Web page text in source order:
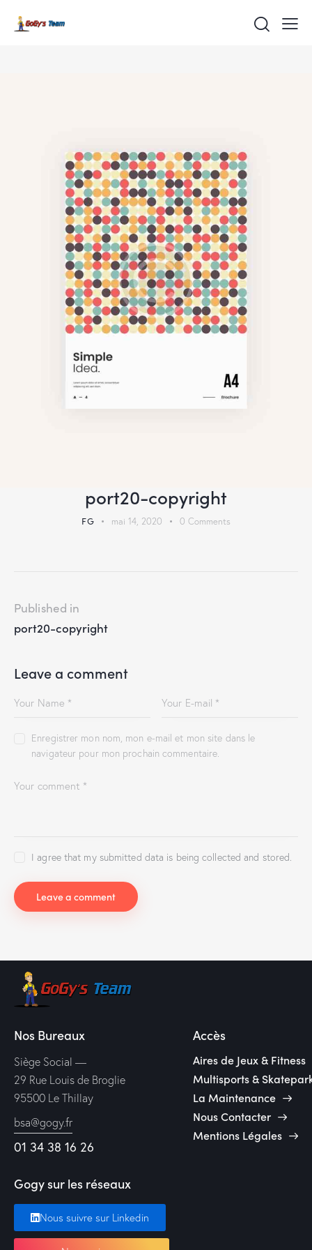
port20-copyright
FG mai 14, 2020 0 Comments
Published in
port20-copyright
Leave a comment
Enregistrer mon nom, mon e-mail et mon site dans le
navigateur pour mon prochain commentaire.
I agree that my submitted data is being collected and stored.
Nos Bureaux
Siège Social —
29 Rue Louis de Broglie
95500 Le Thillay
bsa@gogy.fr
01 34 38 16 26
Accès
Aires de Jeux & Fitness
Multisports &
La Maintenance
Nous Contacter
Mentions Légales
Gogy sur les réseaux
Nous suivre sur Linkedin